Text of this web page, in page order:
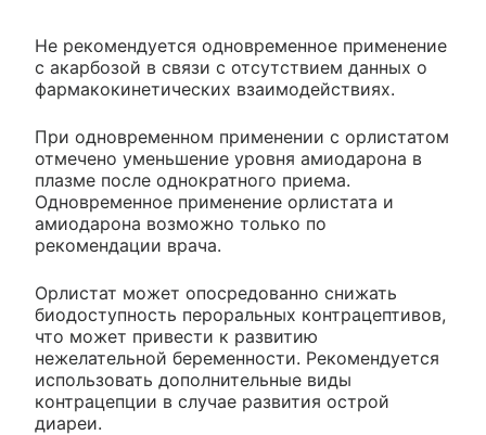
Не рекомендуется одновременное применение
с акарбозой в связи с отсутствием данных о
фармакокинетических взаимодействиях.
При одновременном применении с орлистатом
отмечено уменьшение уровня амиодарона в
плазме после однократного приема.
Одновременное применение орлистата и
амиодарона возможно только по
рекомендации врача.
Орлистат может опосредованно снижать
биодоступность пероральных контрацептивов,
что может привести к развитию
нежелательной беременности. Рекомендуется
использовать дополнительные виды
контрацепции в случае развития острой
диареи.